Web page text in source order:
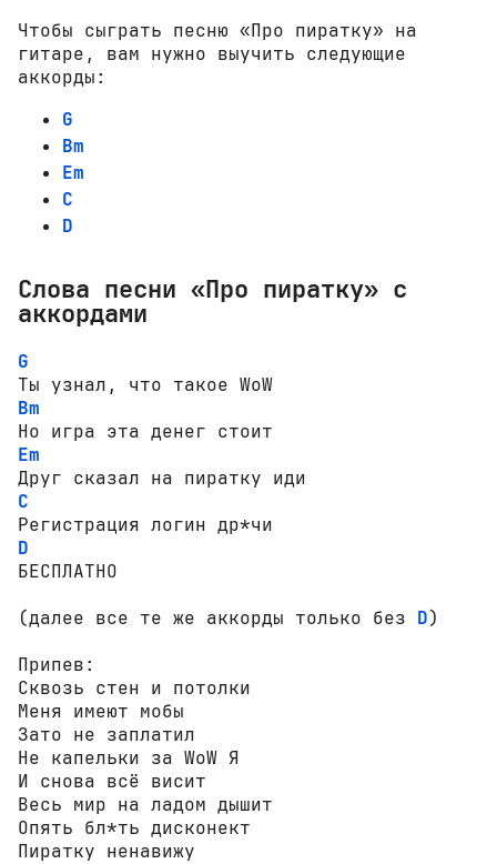
Чтобы сыграть песню «Про пиратку» на
гитаре, вам нужно выучить следующие
аккорды:
G
Bm
Em
C
D
Слова песни «Про пиратку» с
аккордами
G
Bm
Em
C
D
БЕСПЛАТНО
(далее все те же аккорды только без D)
Припев:
Сквозь стен и потолки
Меня имеют мобы
Зато не заплатил
Не капельки за WoW Я
И снова всё висит
Весь мир на ладом дышит
Опять бл*ть дисконект
Пиратку ненавижу